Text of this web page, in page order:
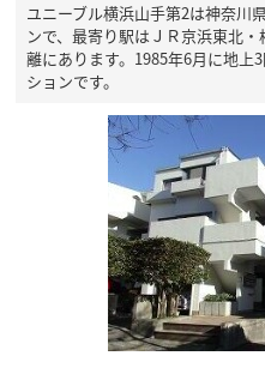
ユニーブル横浜山手第2は神奈川
ンで、最寄り駅はＪＲ京浜東北
離にあります。1985年6月に地上
ションです。